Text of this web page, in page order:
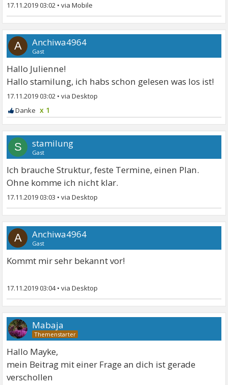
17.11.2019 03:02 •
A Anchiwa4964
Gast
Hallo Julienne!
Hallo stamilung, ich habs schon gelesen was los ist!
17.11.2019 03:02 •
x 1
S stamilung
Gast
Ich brauche Struktur, feste Termine, einen Plan.
Ohne komme ich nicht klar.
17.11.2019 03:03 •
A Anchiwa4964
Gast
Kommt mir sehr bekannt vor!
17.11.2019 03:04•
Mabaja
Hallo Mayke,
mein Beitrag mit einer Frage an dich ist gerade
verschollen